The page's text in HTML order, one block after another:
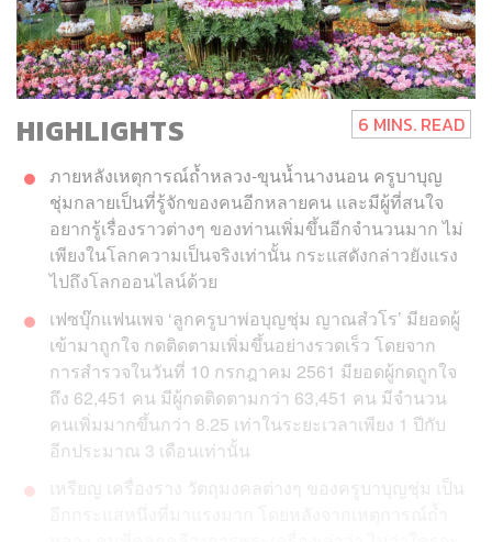
HIGHLIGHTS 6 MINS. READ
ภายหลังเหตุการณ์ถ้ำหลวง-ขุนน้ำนางนอน ครูบาบุญ
ชุ่มกลายเป็นที่รู้จักของคนอีกหลายคน และมีผู้ที่สนใจ
อยากรู้เรื่องราวต่างๆ ของท่านเพิ่มขึ้นอีกจำนวนมาก ไม่
เพียงในโลกความเป็นจริงเท่านั้น กระแสดังกล่าวยังแรง
ไปถึงโลกออนไลน์ด้วย
เฟซบุ๊กแฟนเพจ ‘ลูกครูบาพ่อบุญชุ่ม ญาณสํวโร’ มียอดผู้
เข้ามาถูกใจ กดติดตามเพิ่มขึ้นอย่างรวดเร็ว โดยจาก
การสำรวจในวันที่ 10 กรกฎาคม 2561 มียอดผู้กดถูกใจ
ถึง 62,451 คน มีผู้กดติดตามกว่า 63,451 คน มีจำนวน
คนเพิ่มมากขึ้นกว่า 8.25 เท่าในระยะเวลาเพียง 1 ปีกับ
อีกประมาณ 3 เดือนเท่านั้น
เหรียญ เครื่องราง วัตถุมงคลต่างๆ ของครูบาบุญชุ่ม เป็น